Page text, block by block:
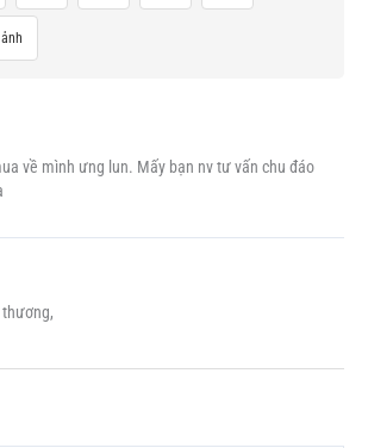
về mình ưng lun. Mấy bạn nv tư vấn chu đáo